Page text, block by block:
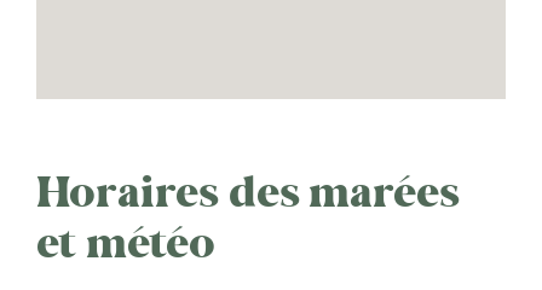
Horaires des marées
et météo